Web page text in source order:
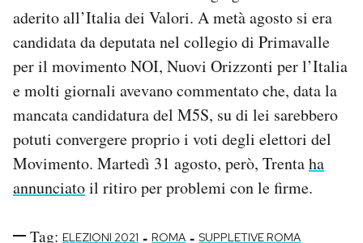
aderito all’Italia dei Valori. A metà agosto si era
candidata da deputata nel collegio di Primavalle
per il movimento NOI, Nuovi Orizzonti per l’Italia
e molti giornali avevano commentato che, data la
mancata candidatura del M5S, su di lei sarebbero
potuti convergere proprio i voti degli elettori del
Movimento. Martedì 31 agosto, però, Trentaha
annunciatoil ritiro per problemi con le firme.
Tag: ELEZIONI 2021 - ROMA - SUPPLETIVE ROMA